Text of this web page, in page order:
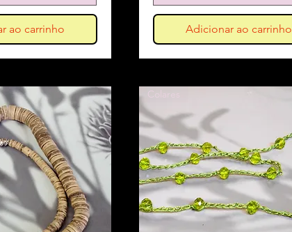
ao carrinho Adicionar ao carrinho
Colares